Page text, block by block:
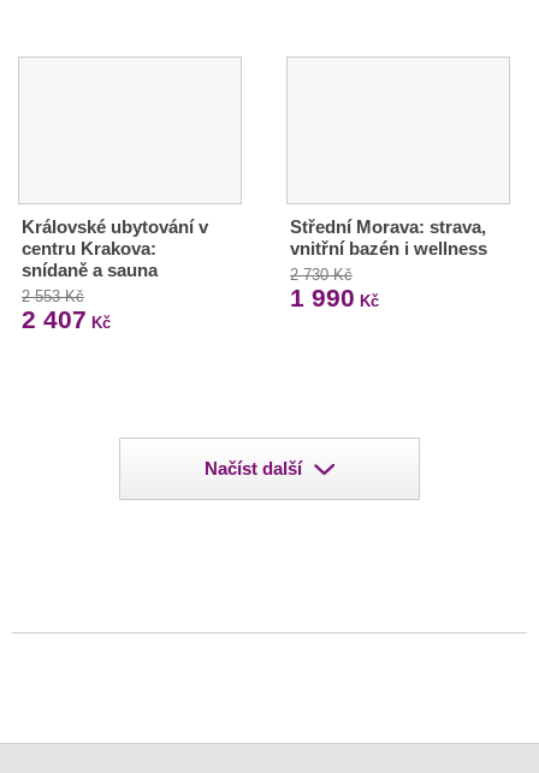
Královské ubytování v
centru Krakova:
snídaně a sauna
2 553 Kč
2 407 Kč
Střední Morava: strava,
vnitřní bazén i wellness
2 730 Kč
1 990 Kč
Načíst další